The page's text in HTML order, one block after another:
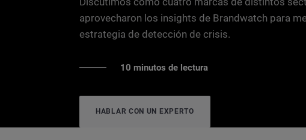
aprovecharon los insights de Brandwatch para
estrategia de detección de crisis.
10 minutos de lectura
HABLAR CON UN EXPERTO